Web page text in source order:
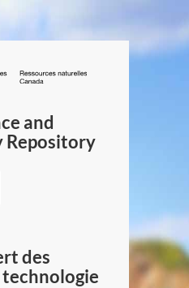
/
Canada
and
Repository
des